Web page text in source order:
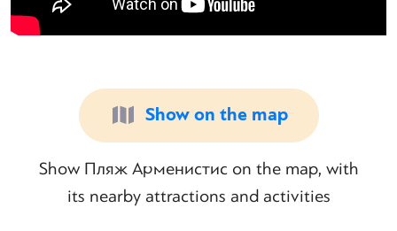
Show on the map
Show Пляж Арменистис on the map, with
its nearby attractions and activities